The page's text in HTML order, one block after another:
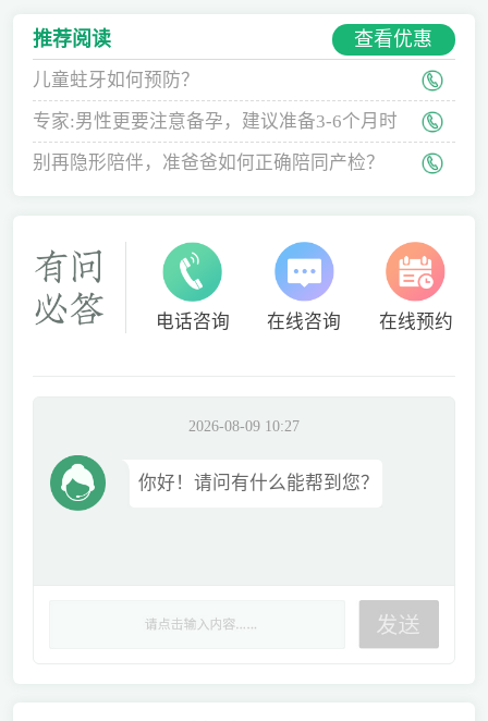
推荐阅读 查看优惠
儿童蛀牙如何预防？
专家:男性更要注意备孕，建议准备3-6个月时
间
别再隐形陪伴，准爸爸如何正确陪同产检？
电话咨询 在线咨询 在线预约
2026-08-09 10:27
你好！请问有什么能帮到您？